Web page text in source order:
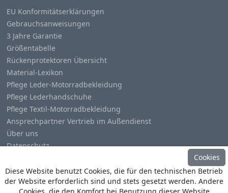
EU Konformitätserklärungen
Gebrauchsanweisungen
3 Jahre Garantie
Größentabelle
Rückenprotektoren Übersicht
Material-Lexikon
Pflege Leder-Motorradbekleidung
Pflege Lederhandschuhe
Pflege Textil-Motorradbekleidung
Ansprechpartner Vertrieb im Außendienst
Über uns
Datenschutz
Cookies
Diese Website benutzt Cookies, die für den technischen Betrieb
der Website erforderlich sind und stets gesetzt werden. Andere
Cookies, die den Komfort bei Benutzung dieser Website